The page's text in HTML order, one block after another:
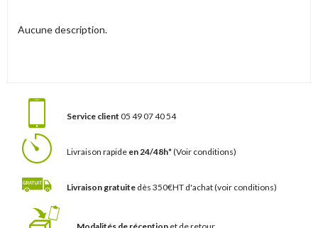
Aucune description.
Service client 05 49 07 40 54
Livraison rapide en 24/48h*(Voir conditions)
Livraison gratuite dès 350€HT d'achat(voir conditions)